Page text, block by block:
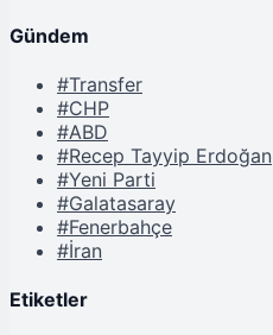
Gündem
#Transfer
#CHP
#ABD
#Recep Tayyip Erdoğan
#Yeni Parti
#Galatasaray
#Fenerbahçe
#İran
Etiketler